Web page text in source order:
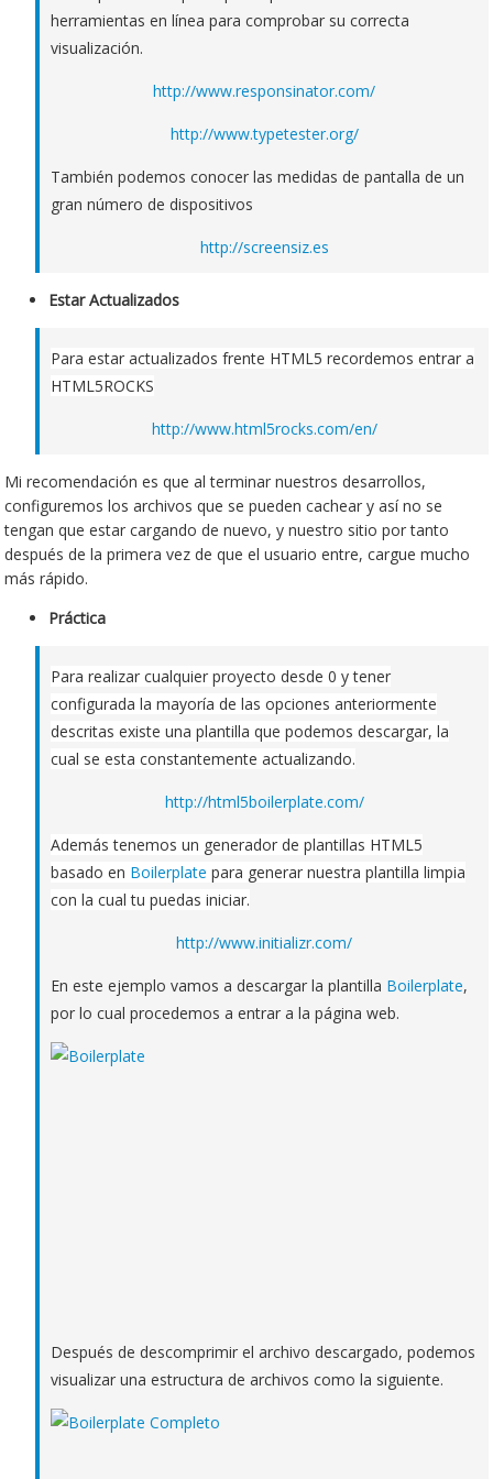
herramientas en línea para comprobar su correcta
visualización.
http://www.responsinator.com/
http://www.typetester.org/
También podemos conocer las medidas de pantalla de un
gran número de dispositivos
http://screensiz.es
Estar Actualizados
Para estar actualizados frente HTML5 recordemos entrar a
HTML5ROCKS
http://www.html5rocks.com/en/
Mi recomendación es que al terminar nuestros desarrollos,
configuremos los archivos que se pueden cachear y así no se
tengan que estar cargando de nuevo, y nuestro sitio por tanto
después de la primera vez de que el usuario entre, cargue mucho
más rápido.
Práctica
Para realizar cualquier proyecto desde 0 y tener
configurada la mayoría de las opciones anteriormente
descritas existe una plantilla que podemos descargar, la
cual se esta constantemente actualizando.
http://html5boilerplate.com/
Además tenemos un generador de plantillas HTML5
basado en Boilerplate para generar nuestra plantilla limpia
con la cual tu puedas iniciar.
http://www.initializr.com/
En este ejemplo vamos a descargar la plantilla Boilerplate,
por lo cual procedemos a entrar a la página web.
Después de descomprimir el archivo descargado, podemos
visualizar una estructura de archivos como la siguiente.